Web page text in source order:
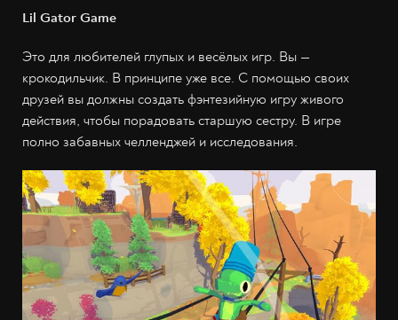
Lil Gator Game
Это для любителей глупых и весёлых игр. Вы —
крокодильчик. В принципе уже все. С помощью своих
друзей вы должны создать фэнтезийную игру живого
действия, чтобы порадовать старшую сестру. В игре
полно забавных челленджей и исследования.